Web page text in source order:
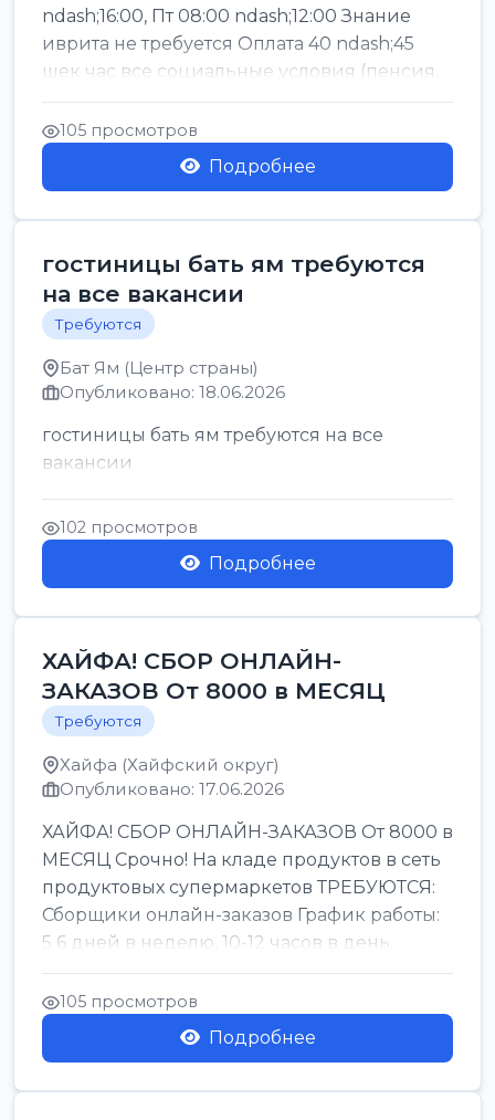
ndash;16:00, Пт 08:00 ndash;12:00 Знание
иврита не требуется Оплата 40 ndash;45
шек час все социальные условия (пенсия,
керен ишт...
105 просмотров
Подробнее
гостиницы бать ям требуются
на все вакансии
Требуются
Бат Ям (Центр страны)
Опубликовано: 18.06.2026
гостиницы бать ям требуются на все
вакансии
102 просмотров
Подробнее
ХАЙФА! СБОР ОНЛАЙН-
ЗАКАЗОВ От 8000 в МЕСЯЦ
Требуются
Хайфа (Хайфский округ)
Опубликовано: 17.06.2026
ХАЙФА! СБОР ОНЛАЙН-ЗАКАЗОВ От 8000 в
МЕСЯЦ Срочно! На кладе продуктов в сеть
продуктовых супермаркетов ТРЕБУЮТСЯ:
Сборщики онлайн-заказов График работы:
5 6 дней в неделю, 10-12 часов в день.
Колле ОП...
105 просмотров
Подробнее